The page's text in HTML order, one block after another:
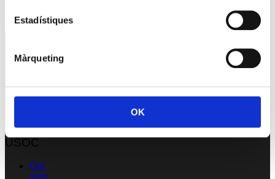
Estadístiques
Màrqueting
OK
30 setembre @18:30
Assessoria
Promocions
LA
USOC
Qui